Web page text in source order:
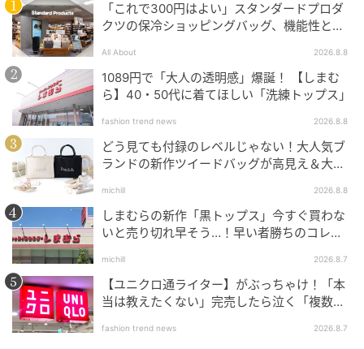
Ray(レイ)
旅先で映える♡ ハッピーカラーを主役に
「海外旅行前にZARAで見つけてGET♡ アシンメトリー
なデザインと、 鮮やかなイエローカラーがポイント。
バリやセブ島などのリゾートでは、水着の上にさらっ
と重ねるだけで映えるので重宝しています♡」
※掲載アイテムはすべて本人私物です。
大原 なぎさ
Ray編集部 エディター 草野咲来
江口瑚乃果
「これで300円はよい」スタンダードプロダ
クツの保冷ショッピングバッグ、機能性とデ
All About 2026.8.8
1089円で「大人の透明感」爆誕！ 【しまむ
ら】40・50代に着てほしい「洗練トップス」
fashion trend news 2026.8.8
どう見ても付録のレベルじゃない！大人気ブ
ランドの新作ツイードバッグが高見え＆大容
michill 2026.8.8
しまむらの新作「黒トップス」今すぐ買わな
いと売り切れ早そう…！早い者勝ちのコレ買
michill 2026.8.7
【ユニクロ通ライター】がぶっちゃけ！「本
当は教えたくない」完売したら泣く「複数買
fashion trend news 2026.8.7